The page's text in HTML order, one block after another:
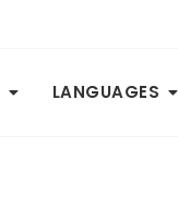
LANGUAGES